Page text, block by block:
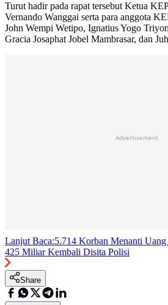
Turut hadir pada rapat tersebut Ketua
Vernando Wanggai serta para anggota
John Wempi Wetipo, Ignatius Yogo
Gracia Josaphat Jobel Mambrasar, dan
Advertisement
Lanjut Baca:5.714 Korban Menanti
425 Miliar Kembali Disita Polisi
Share